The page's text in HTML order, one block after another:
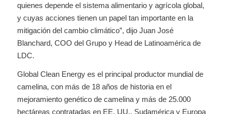
quienes depende el sistema alimentario y agrícola global,
y cuyas acciones tienen un papel tan importante en la
mitigación del cambio climático”, dijo Juan José
Blanchard, COO del Grupo y Head de Latinoamérica de
LDC.
Global Clean Energy es el principal productor mundial de
camelina, con más de 18 años de historia en el
mejoramiento genético de camelina y más de 25.000
hectáreas contratadas en EE. UU., Sudamérica y Europa